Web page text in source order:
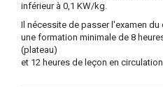
inférieur à 0,1 KW/kg.
Il nécessite de passer l'examen
une formation minimale de 8
(plateau)
et 12 heures de leçon en